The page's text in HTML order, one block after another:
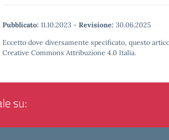
Pubblicato: 11.10.2023 - Revisione: 30.06.2025
Eccetto dove diversamente specificato, questo
Creative Commons Attribuzione 4.0 Italia.
su: